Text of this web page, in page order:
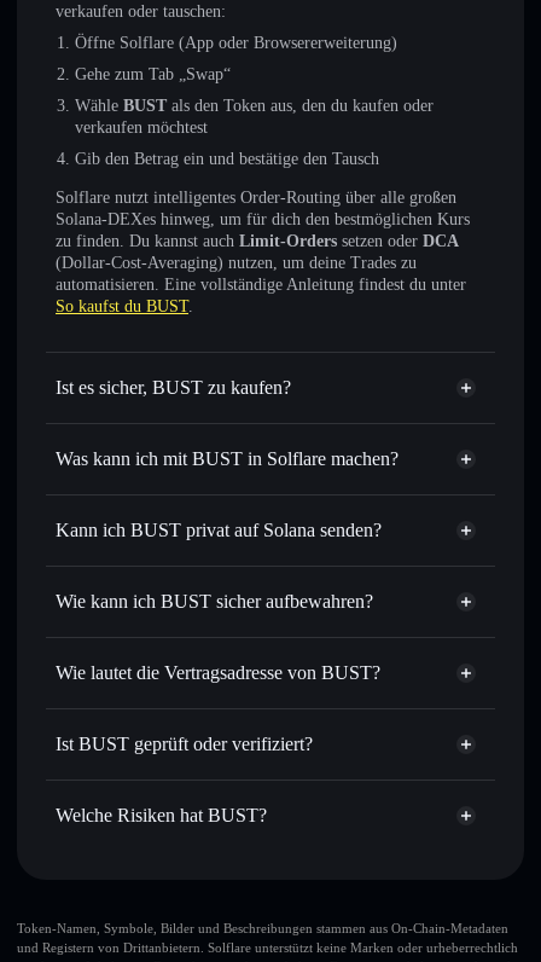
verkaufen oder tauschen:
Öffne Solflare (App oder Browsererweiterung)
Gehe zum Tab „Swap“
Wähle BUST als den Token aus, den du kaufen oder
verkaufen möchtest
Gib den Betrag ein und bestätige den Tausch
Solflare nutzt intelligentes Order-Routing über alle großen
Solana-DEXes hinweg, um für dich den bestmöglichen Kurs
zu finden. Du kannst auch Limit-Orders setzen oder DCA
(Dollar-Cost-Averaging) nutzen, um deine Trades zu
automatisieren. Eine vollständige Anleitung findest du unter
So kaufst du BUST.
Ist es sicher, BUST zu kaufen?
BUST nicht verifiziert
Was kann ich mit BUST in Solflare machen?
BUST
Solflare-Wallet
Sofort tauschen– handle BUST gegen SOL, USDC oder
Routing zum bestmöglichen Kurs
Limit-Orders setzen– automatisiere Trades zu deinem
per Durchschnittskosteneffekt in BUST einsteigen
Privat senden– übertrage BUST, ohne Wallets öffentlich
Aggregators
In Echtzeit verfolgen– überwache Kurs, Volumen,
Marktkapitalisierung und Liquidität von BUST
Kann ich BUST privat auf Solana senden?
Privacy
Wie kann ich BUST sicher aufbewahren?
BUST
nicht
Wie lautet die Vertragsadresse von BUST?
BUST
Ist BUST geprüft oder verifiziert?
BUST
derzeit nicht
Welche Risiken hat BUST?
großer Teil der
Liquidität ist freigeschaltet
BUST
Token-Namen, Symbole, Bilder und Beschreibungen stammen aus On-Chain-Metadaten
und Registern von Drittanbietern. Solflare unterstützt keine Marken oder urheberrechtlich